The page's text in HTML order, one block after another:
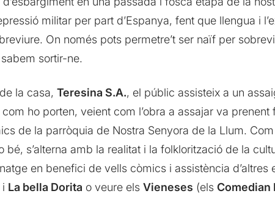
militar per part d’Espanya, fent que llengua i
On només pots permetre’t ser naïf per
sortir-ne.
la casa, Teresina S.A., el públic assisteix a un
ho porten, veient com l’obra a assajar va
de la parròquia de Nostra Senyora de la Llum.
s’alterna amb la realitat i la folklorització de la
en benefici de vells còmics i assistència
i La bella Dorita o veure els Vieneses (els Comedian